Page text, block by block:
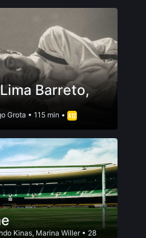
Barreto,
Grota • 115 min •
Kinas, Marina Willer• 28